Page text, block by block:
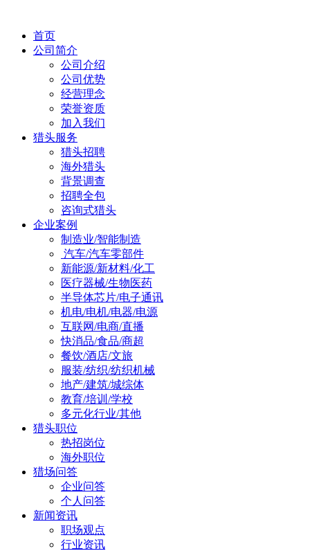
首页
公司简介
公司介绍
公司优势
经营理念
荣誉资质
加入我们
猎头服务
猎头招聘
海外猎头
背景调查
招聘全包
咨询式猎头
企业案例
制造业/智能制造
汽车/汽车零部件
新能源/新材料/化工
医疗器械/生物医药
半导体芯片/电子通讯
机电/电机/电器/电源
互联网/电商/直播
快消品/食品/商超
餐饮/酒店/文旅
服装/纺织/纺织机械
地产/建筑/城综体
教育/培训/学校
多元化行业/其他
猎头职位
热招岗位
海外职位
猎场问答
企业问答
个人问答
新闻资讯
职场观点
行业资讯